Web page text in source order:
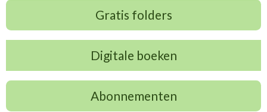
Gratis folders
Digitale boeken
Abonnementen